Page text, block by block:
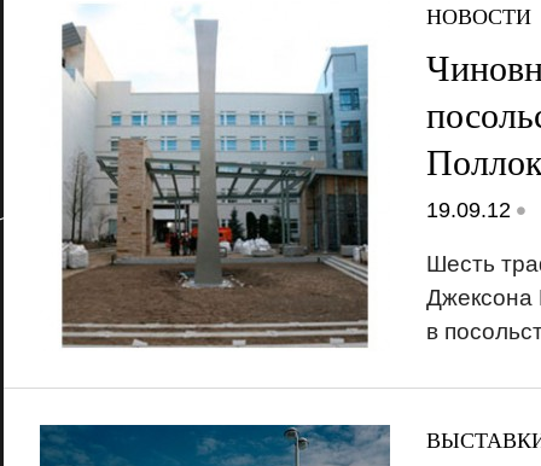
НОВОСТИ
19.09.12 •
Шесть
Джексона
в